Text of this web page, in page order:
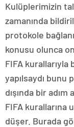
Kulüplerimizin
zamanında
protokole
konusu olunca
FIFA kurallarıyla
yapılsaydı bunu
dışında bir
FIFA kurallarına
düşer. Burada